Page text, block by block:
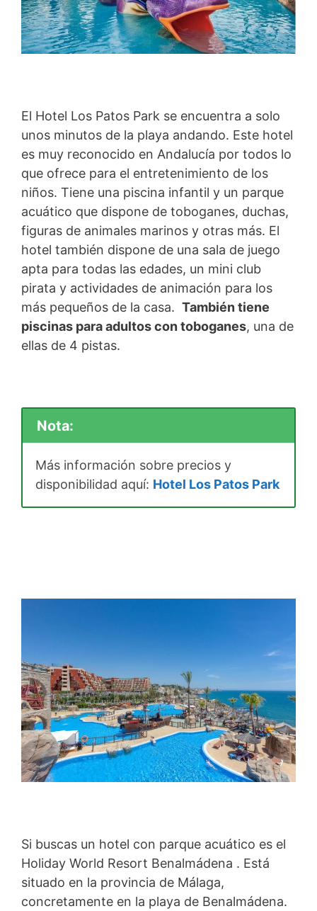
El Hotel Los Patos Park se encuentra a solo
unos minutos de la playa andando. Este hotel
es muy reconocido en Andalucía por todos lo
que ofrece para el entretenimiento de los
niños. Tiene una piscina infantil y un parque
acuático que dispone de toboganes, duchas,
figuras de animales marinos y otras más. El
hotel también dispone de una sala de juego
apta para todas las edades, un mini club
pirata y actividades de animación para los
más pequeños de la casa. También tiene
piscinas para adultos con toboganes, una de
ellas de 4 pistas.
Nota:
Más información sobre precios y
disponibilidad aquí: Hotel Los Patos Park
Si buscas un hotel con parque acuático es el
Holiday World Resort Benalmádena . Está
situado en la provincia de Málaga,
concretamente en la playa de Benalmádena.